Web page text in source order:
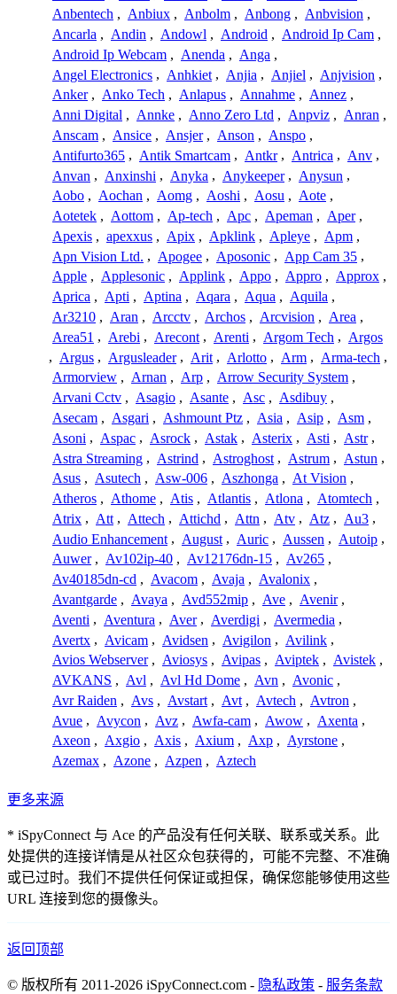
Anbentech , Anbiux , Anbolm , Anbong , Anbvision ,
Ancarla , Andin , Andowl , Android , Android Ip Cam ,
Android Ip Webcam , Anenda , Anga ,
Angel Electronics , Anhkiet , Anjia , Anjiel , Anjvision ,
Anker , Anko Tech , Anlapus , Annahme , Annez ,
Anni Digital , Annke , Anno Zero Ltd , Anpviz , Anran ,
Anscam , Ansice , Ansjer , Anson , Anspo ,
Antifurto365 , Antik Smartcam , Antkr , Antrica , Anv ,
Anvan , Anxinshi , Anyka , Anykeeper , Anysun ,
Aobo , Aochan , Aomg , Aoshi , Aosu , Aote ,
Aotetek , Aottom , Ap-tech , Apc , Apeman , Aper ,
Apexis , apexxus , Apix , Apklink , Apleye , Apm ,
Apn Vision Ltd. , Apogee , Aposonic , App Cam 35 ,
Apple , Applesonic , Applink , Appo , Appro , Approx ,
Aprica , Apti , Aptina , Aqara , Aqua , Aquila ,
Ar3210 , Aran , Arcctv , Archos , Arcvision , Area ,
Area51 , Arebi , Arecont , Arenti , Argom Tech , Argos
, Argus , Argusleader , Arit , Arlotto , Arm , Arma-tech ,
Armorview , Arnan , Arp , Arrow Security System ,
Arvani Cctv , Asagio , Asante , Asc , Asdibuy ,
Asecam , Asgari , Ashmount Ptz , Asia , Asip , Asm ,
Asoni , Aspac , Asrock , Astak , Asterix , Asti , Astr ,
Astra Streaming , Astrind , Astroghost , Astrum , Astun ,
Asus , Asutech , Asw-006 , Aszhonga , At Vision ,
Atheros , Athome , Atis , Atlantis , Atlona , Atomtech ,
Atrix , Att , Attech , Attichd , Attn , Atv , Atz , Au3 ,
Audio Enhancement , August , Auric , Aussen , Autoip ,
Auwer , Av102ip-40 , Av12176dn-15 , Av265 ,
Av40185dn-cd , Avacom , Avaja , Avalonix ,
Avantgarde , Avaya , Avd552mip , Ave , Avenir ,
Aventi , Aventura , Aver , Averdigi , Avermedia ,
Avertx , Avicam , Avidsen , Avigilon , Avilink ,
Avios Webserver , Aviosys , Avipas , Aviptek , Avistek ,
AVKANS , Avl , Avl Hd Dome , Avn , Avonic ,
Avr Raiden , Avs , Avstart , Avt , Avtech , Avtron ,
Avue , Avycon , Avz , Awfa-cam , Awow , Axenta ,
Axeon , Axgio , Axis , Axium , Axp , Ayrstone ,
Azemax , Azone , Azpen , Aztech
更多来源
* iSpyConnect 与 Ace 的产品没有任何关联、联系或关系。此
处提供的连接详情是从社区众包获得的，可能不完整、不准确
或已过时。我们不提供任何保证或担保，确保您能够使用这些
URL 连接到您的摄像头。
返回顶部
© 版权所有 2011-2026 iSpyConnect.com - 隐私政策 - 服务条款